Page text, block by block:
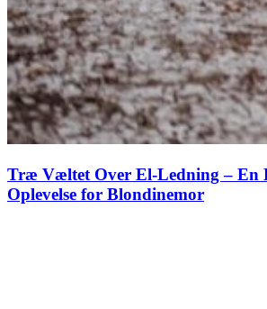
Træ Væltet Over El-Ledning – En
Oplevelse for Blondinemor